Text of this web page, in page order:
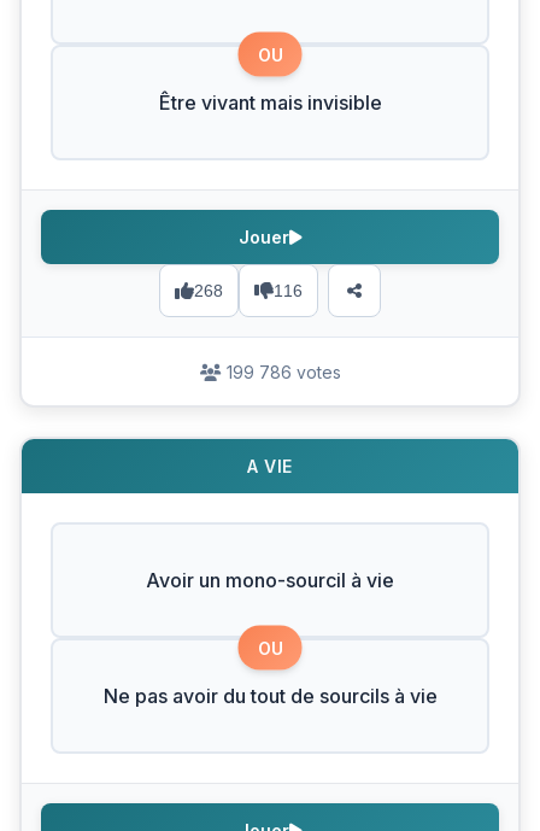
OU
Être vivant mais invisible
268 116
Jouer
199 786 votes
A VIE
Avoir un mono-sourcil à vie
OU
Ne pas avoir du tout de sourcils à vie